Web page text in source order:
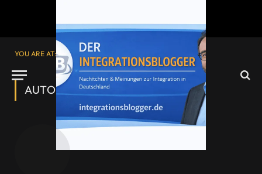
YOU ARE AT: Startseite»
AUTOR: DOĞAN GÜNEŞ
Doğan Güneş